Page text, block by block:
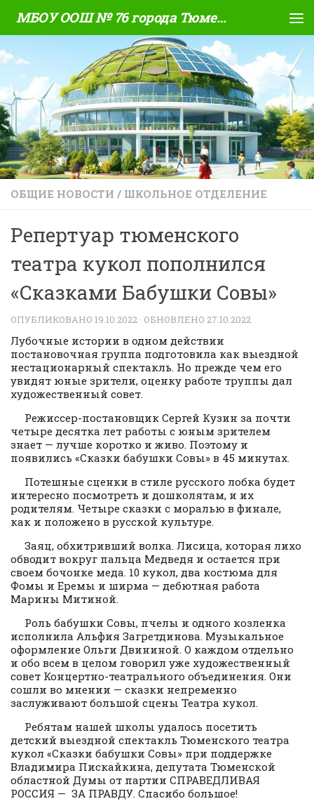
Skip to content МБОУ ООШ № 76 города Тюмени
ОБЩИЕ НОВОСТИ / ШКОЛЬНОЕ ОТДЕЛЕНИЕ
Репертуар тюменского
театра кукол пополнился
«Сказками Бабушки Совы»
ОПУБЛИКОВАНО 19.10.2022 · ОБНОВЛЕНО 27.10.2022
Лубочные истории в одном действии
постановочная группа подготовила как выездной
нестационарный спектакль. Но прежде чем его
увидят юные зрители, оценку работе труппы дал
художественный совет.
Режиссер-постановщик Сергей Кузин за почти
четыре десятка лет работы с юным зрителем
знает — лучше коротко и живо. Поэтому и
появились «Сказки бабушки Совы» в 45 минутах.
Потешные сценки в стиле русского лобка будет
интересно посмотреть и дошколятам, и их
родителям. Четыре сказки с моралью в финале,
как и положено в русской культуре.
Заяц, обхитривший волка. Лисица, которая лихо
обводит вокруг пальца Медведя и остается при
своем бочонке меда. 10 кукол, два костюма для
Фомы и Еремы и ширма — дебютная работа
Марины Митиной.
Роль бабушки Совы, пчелы и одного козленка
исполнила Альфия Загретдинова. Музыкальное
оформление Ольги Двининой. О каждом отдельно
и обо всем в целом говорил уже художественный
совет Концертно-театрального объединения. Они
сошли во мнении — сказки непременно
заслуживают большой сцены Театра кукол.
Ребятам нашей школы удалось посетить
детский выездной спектакль Тюменского театра
кукол «Сказки бабушки Совы» при поддержке
Владимира Пискайкина, депутата Тюменской
областной Думы от партии СПРАВЕДЛИВАЯ
РОССИЯ — ЗА ПРАВДУ. Спасибо большое!